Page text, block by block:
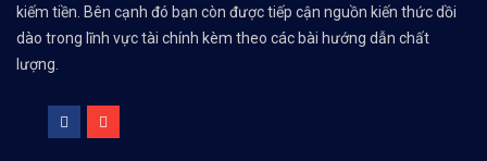
kiếm tiền. Bên cạnh đó bạn còn được tiếp cận nguồn kiến thức dồi
dào trong lĩnh vực tài chính kèm theo các bài hướng dẫn chất
lượng.